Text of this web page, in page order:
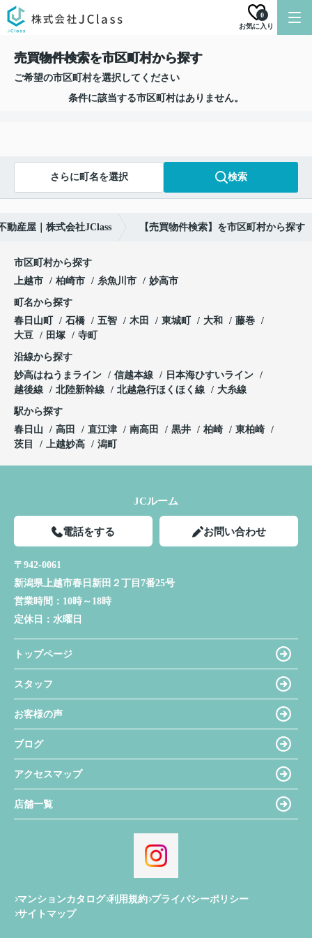
お気に入り
0
売買物件検索を市区町村から探す
ご希望の市区町村を選択してください
条件に該当する市区町村はありません。
さらに町名を選択 検索
動産屋｜株式会社JClass 【売買物件検索】を市区町村から探す
市区町村から探す
上越市
柏崎市 糸魚川市 妙高市
町名から探す
春日山町
石橋 五智 木田 東城町 大和
藤巻
大豆
田塚 寺町
沿線から探す
妙高はねうまライン
信越本線
日本海ひすいライン
越後線
北陸新幹線 北越急行ほくほく線 大糸線
駅から探す
春日山
高田 直江津 南高田 黒井 柏崎
東柏崎
茨目
上越妙高 潟町
JCルーム
電話をする お問い合わせ
〒942-0061
新潟県上越市春日新田２丁目7番25号
営業時間： 10時～18時
定休日： 水曜日
トップページ
スタッフ
お客様の声
ブログ
アクセスマップ
店舗一覧
マンションカタログ 利用規約 プライバシーポリシー
サイトマップ